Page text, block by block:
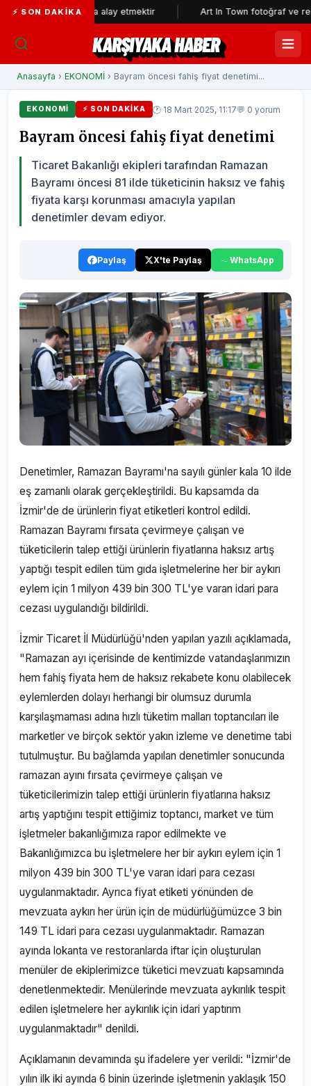
⚡ SON DAKIKA
aklıyla alay etmektir Art In Town fotoğraf ve resim
KARŞIYAKA HABER
Anasayfa › EKONOMİ › Bayram öncesi fahiş fiyat denetimi...
EKONOMİ ⚡ SON DAKIKA 🕐 18 Mart 2025, 11:17💬 0 yorum
Bayram öncesi fahiş fiyat denetimi
Ticaret Bakanlığı ekipleri tarafından Ramazan
Bayramı öncesi 81 ilde tüketicinin haksız ve fahiş
fiyata karşı korunması amacıyla yapılan
denetimler devam ediyor.
Paylaş X'te Paylaş WhatsApp
Denetimler, Ramazan Bayramı'na sayılı günler kala 10 ilde
eş zamanlı olarak gerçekleştirildi. Bu kapsamda da
İzmir'de de ürünlerin fiyat etiketleri kontrol edildi.
Ramazan Bayramı fırsata çevirmeye çalışan ve
tüketicilerin talep ettiği ürünlerin fiyatlarına haksız artış
yaptığı tespit edilen tüm gıda işletmelerine her bir aykırı
eylem için 1 milyon 439 bin 300 TL'ye varan idari para
cezası uygulandığı bildirildi.
İzmir Ticaret İl Müdürlüğü'nden yapılan yazılı açıklamada,
"Ramazan ayı içerisinde de kentimizde vatandaşlarımızın
hem fahiş fiyata hem de haksız rekabete konu olabilecek
eylemlerden dolayı herhangi bir olumsuz durumla
karşılaşmaması adına hızlı tüketim malları toptancıları ile
marketler ve birçok sektör yakın izleme ve denetime tabi
tutulmuştur. Bu bağlamda yapılan denetimler sonucunda
ramazan ayını fırsata çevirmeye çalışan ve
tüketicilerimizin talep ettiği ürünlerin fiyatlarına haksız
artış yaptığını tespit ettiğimiz toptancı, market ve tüm
işletmeler bakanlığımıza rapor edilmekte ve
Bakanlığımızca bu işletmelere her bir aykırı eylem için 1
milyon 439 bin 300 TL'ye varan idari para cezası
uygulanmaktadır. Ayrıca fiyat etiketi yönünden de
mevzuata aykırı her ürün için de müdürlüğümüzce 3 bin
149 TL idari para cezası uygulanmaktadır. Ramazan
ayında lokanta ve restoranlarda iftar için oluşturulan
menüler de ekiplerimizce tüketici mevzuatı kapsamında
denetlenmektedir. Menülerinde mevzuata aykırılık tespit
edilen işletmelere her aykırılık için idari yaptırım
uygulanmaktadır" denildi.
Açıklamanın devamında şu ifadelere yer verildi: "İzmir'de
yılın ilk iki ayında 6 binin üzerinde işletmenin yaklaşık 150